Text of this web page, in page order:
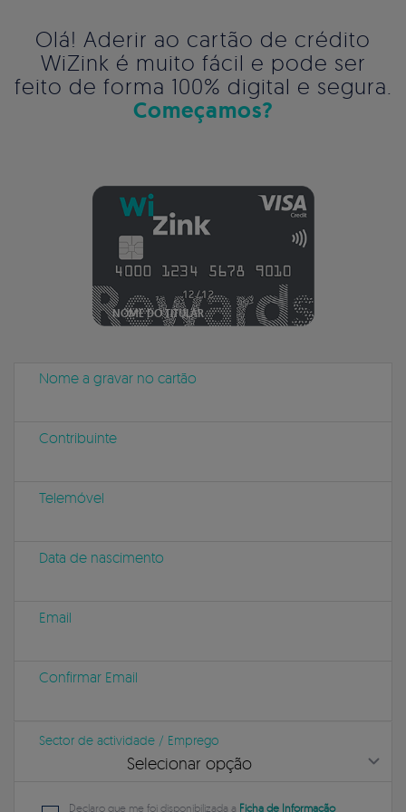
Olá! Aderir ao cartão de crédito
WiZink é muito fácil e pode ser
feito de forma 100% digital e segura.
Começamos?
NOME DO TITULAR
Nome a gravar no cartão
Contribuinte
Telemóvel
Data de nascimento
Email
Confirmar Email
Sector de actividade / Emprego
Selecionar opção
Declaro que me foi disponibilizada a Ficha de Informação